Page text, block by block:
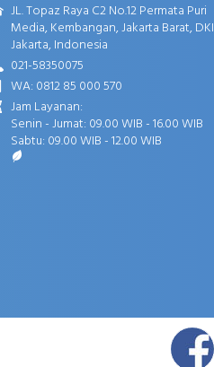
JL. Topaz Raya C2 No.12 Permata Puri
Media, Kembangan, Jakarta Barat, DKI
Jakarta, Indonesia
021-58350075
WA: 0812 85 000 570
Jam Layanan:
Senin - Jumat: 09.00 WIB - 16.00 WIB
Sabtu: 09.00 WIB - 12.00 WIB